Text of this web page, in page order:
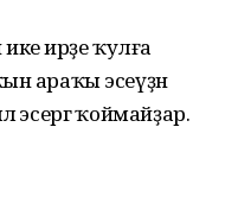
ирҙе ҡулға
араҡы эсеүҙән
эсергә ҡоймайҙар.